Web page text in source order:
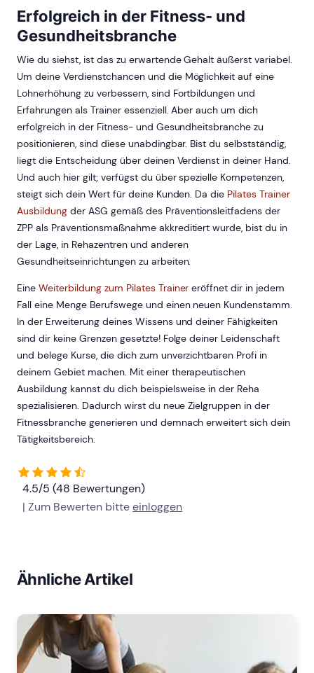
Erfolgreich in der Fitness- und
Gesundheitsbranche
Wie du siehst, ist das zu erwartende Gehalt äußerst variabel.
Um deine Verdienstchancen und die Möglichkeit auf eine
Lohnerhöhung zu verbessern, sind Fortbildungen und
Erfahrungen als Trainer essenziell. Aber auch um dich
erfolgreich in der Fitness- und Gesundheitsbranche zu
positionieren, sind diese unabdingbar. Bist du selbstständig,
liegt die Entscheidung über deinen Verdienst in deiner Hand.
Und auch hier gilt; verfügst du über spezielle Kompetenzen,
steigt sich dein Wert für deine Kunden. Da die Pilates Trainer
Ausbildungder ASG gemäß des Präventionsleitfadens der
ZPP als Präventionsmaßnahme akkreditiert wurde, bist du in
der Lage, in Rehazentren und anderen
Gesundheitseinrichtungen zu arbeiten.
Eine Weiterbildung zum Pilates Trainer eröffnet dir in jedem
Fall eine Menge Berufswege und einen neuen Kundenstamm.
In der Erweiterung deines Wissens und deiner Fähigkeiten
sind dir keine Grenzen gesetzte! Folge deiner Leidenschaft
und belege Kurse, die dich zum unverzichtbaren Profi in
deinem Gebiet machen. Mit einer therapeutischen
Ausbildung kannst du dich beispielsweise in der Reha
spezialisieren. Dadurch wirst du neue Zielgruppen in der
Fitnessbranche generieren und demnach erweitert sich dein
Tätigkeitsbereich.
4.5/5 (48 Bewertungen)
| Zum Bewerten bitteeinloggen
Ähnliche Artikel